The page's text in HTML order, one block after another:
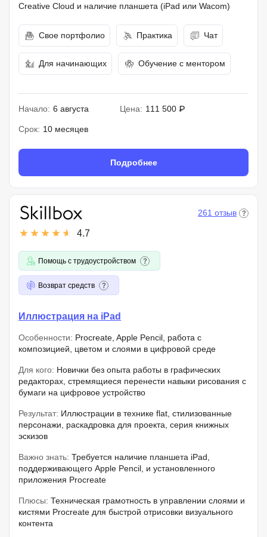
Creative Cloud и наличие планшета (iPad или Wacom)
Свое портфолио Практика Чат
Для начинающих Обучение с ментором
Начало: 6 августа Цена: 111 500 ₽
Срок: 10 месяцев
Подробнее
4.7
261 отзыв
Помощь с трудоустройством
Возврат средств
Иллюстрация на iPad
Особенности: Procreate, Apple Pencil, работа с
композицией, цветом и слоями в цифровой среде
Для кого: Новички без опыта работы в графических
редакторах, стремящиеся перенести навыки рисования с
бумаги на цифровое устройство
Результат: Иллюстрации в технике flat, стилизованные
персонажи, раскадровка для проекта, серия книжных
эскизов
Важно знать: Требуется наличие планшета iPad,
поддерживающего Apple Pencil, и установленного
приложения Procreate
Плюсы: Техническая грамотность в управлении слоями и
кистями Procreate для быстрой отрисовки визуального
контента